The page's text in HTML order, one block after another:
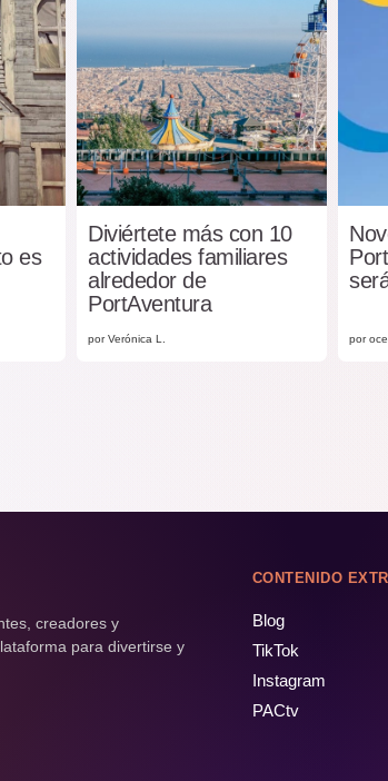
es
Diviértete más con 10
actividades familiares
alrededor de
PortAventura
por Verónica L. por
creadores y
para divertirse y
CONTENIDO
Blog
TikTok
Instagram
PACtv